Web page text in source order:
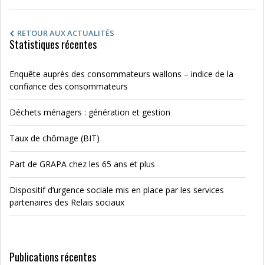
RETOUR AUX ACTUALITÉS
Statistiques récentes
Enquête auprès des consommateurs wallons – indice de la
confiance des consommateurs
Déchets ménagers : génération et gestion
Taux de chômage (BIT)
Part de GRAPA chez les 65 ans et plus
Dispositif d’urgence sociale mis en place par les services
partenaires des Relais sociaux
Publications récentes